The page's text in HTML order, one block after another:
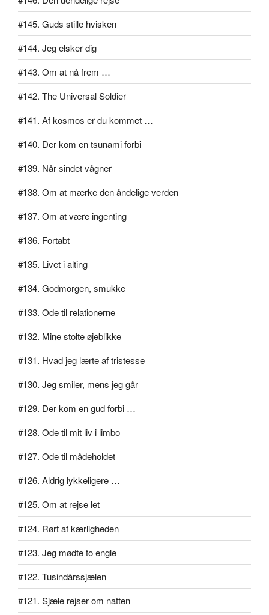
#145. Guds stille hvisken
#144. Jeg elsker dig
#143. Om at nå frem …
#142. The Universal Soldier
#141. Af kosmos er du kommet …
#140. Der kom en tsunami forbi
#139. Når sindet vågner
#138. Om at mærke den åndelige verden
#137. Om at være ingenting
#136. Fortabt
#135. Livet i alting
#134. Godmorgen, smukke
#133. Ode til relationerne
#132. Mine stolte øjeblikke
#131. Hvad jeg lærte af tristesse
#130. Jeg smiler, mens jeg går
#129. Der kom en gud forbi …
#128. Ode til mit liv i limbo
#127. Ode til mådeholdet
#126. Aldrig lykkeligere …
#125. Om at rejse let
#124. Rørt af kærligheden
#123. Jeg mødte to engle
#122. Tusindårssjælen
#121. Sjæle rejser om natten